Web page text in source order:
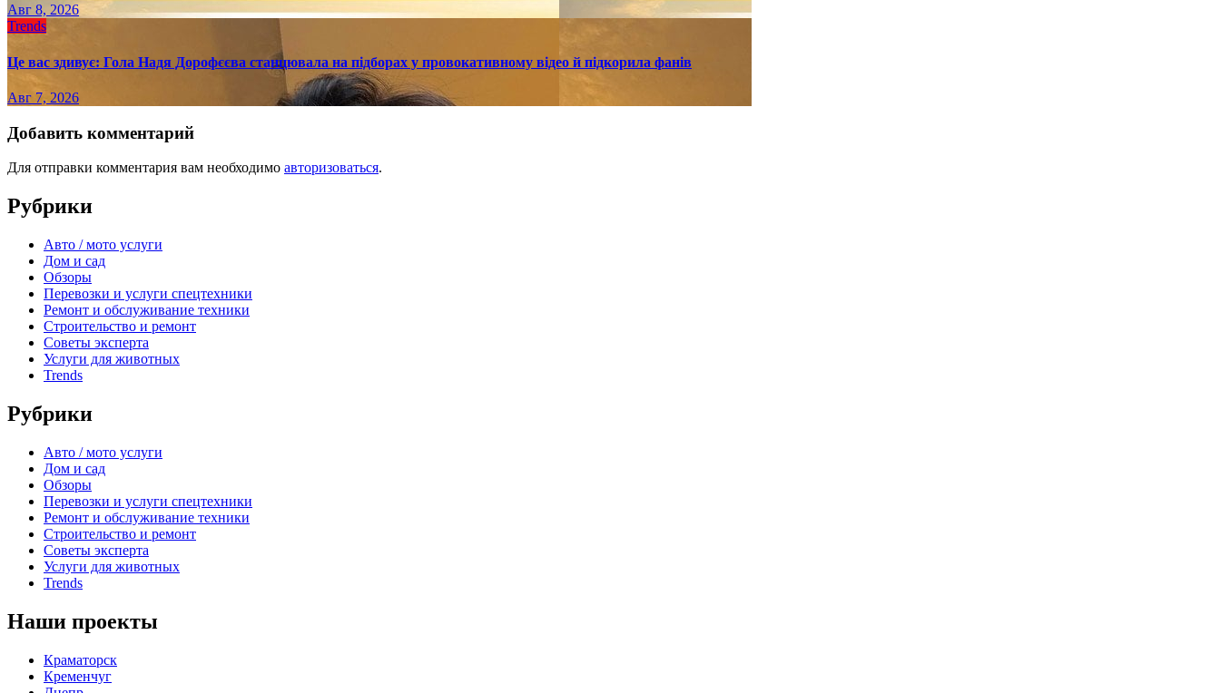
Авг 8, 2026
Trends
Це вас здивує: Гола Надя Дорофєєва станцювала на підборах у провокативному відео й підкорила фанів
Авг 7, 2026
Добавить комментарий
Для отправки комментария вам необходимо авторизоваться.
Рубрики
Авто / мото услуги
Дом и сад
Обзоры
Перевозки и услуги спецтехники
Ремонт и обслуживание техники
Строительство и ремонт
Советы эксперта
Услуги для животных
Trends
Рубрики
Авто / мото услуги
Дом и сад
Обзоры
Перевозки и услуги спецтехники
Ремонт и обслуживание техники
Строительство и ремонт
Советы эксперта
Услуги для животных
Trends
Наши проекты
Краматорск
Кременчуг